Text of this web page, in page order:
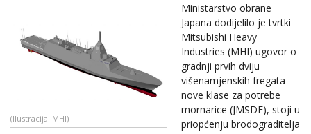
(Ilustracija: MHI)
Ministarstvo obrane
Japana dodijelilo je tvrtki
Mitsubishi Heavy
Industries (MHI) ugovor o
gradnji prvih dviju
višenamjenskih fregata
nove klase za potrebe
mornarice (JMSDF), stoji u
priopćenju brodograditelja